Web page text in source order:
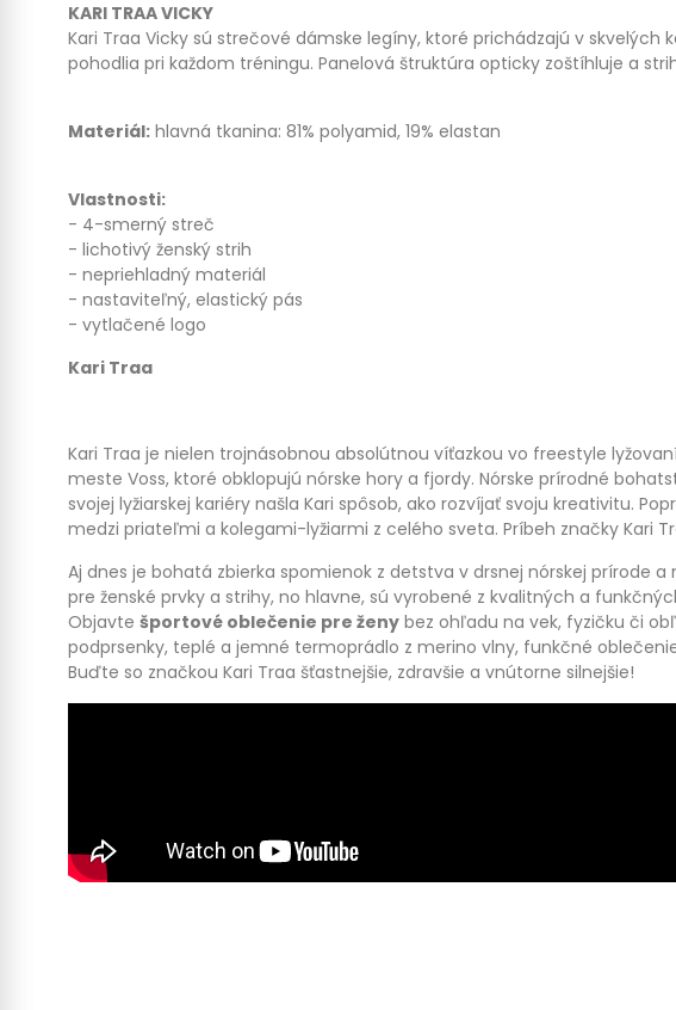
KARI TRAA VICKY
Kari Traa Vicky sú strečové dámske legíny, ktoré prichádzajú v
pohodlia pri každom tréningu. Panelová štruktúra opticky zoštíhluje a
Materiál: hlavná tkanina: 81% polyamid, 19% elastan
Vlastnosti:
- 4-smerný streč
- lichotivý ženský strih
- nepriehladný materiál
- nastaviteľný, elastický pás
- vytlačené logo
Kari Traa
Kari Traa je nielen trojnásobnou absolútnou víťazkou vo freestyle
meste Voss, ktoré obklopujú nórske hory a fjordy. Nórske prírodné
svojej lyžiarskej kariéry našla Kari spôsob, ako rozvíjať svoju kreativitu.
medzi priateľmi a kolegami-lyžiarmi z celého sveta. Príbeh značky Kari
Aj dnes je bohatá zbierka spomienok z detstva v drsnej nórskej prírode
pre ženské prvky a strihy, no hlavne, sú vyrobené z kvalitných a
Objavte športové oblečenie pre ženy bez ohľadu na vek, fyzičku či
podprsenky, teplé a jemné termoprádlo z merino vlny, funkčné
Buďte so značkou Kari Traa šťastnejšie, zdravšie a vnútorne silnejšie!